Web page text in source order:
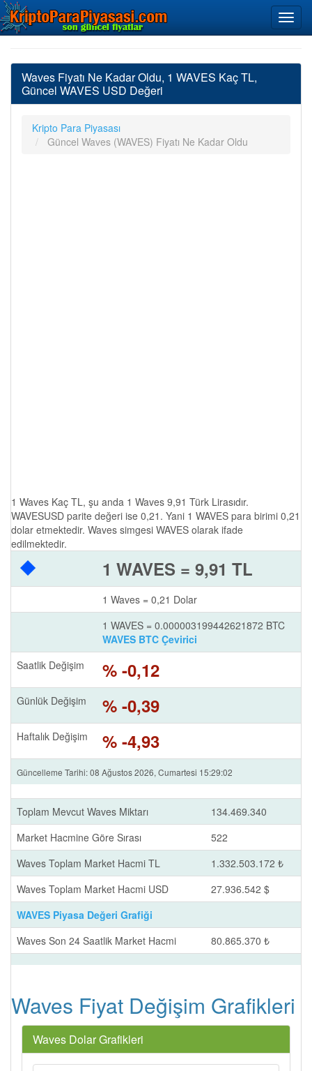
Waves Fiyatı Ne Kadar Oldu, 1 WAVES Kaç TL,
Güncel WAVES USD Değeri
Kripto Para Piyasası
Güncel Waves (WAVES) Fiyatı Ne Kadar Oldu
1 Waves Kaç TL, şu anda 1 Waves 9,91 Türk Lirasıdır.
WAVESUSD parite değeri ise 0,21. Yani 1 WAVES para birimi 0,21
dolar etmektedir. Waves simgesi WAVES olarak ifade
edilmektedir.
1 WAVES = 9,91 TL
1 Waves = 0,21 Dolar
1 WAVES = 0.000003199442621872 BTC
WAVES BTC Çevirici
Saatlik Değişim
% -0,12
Günlük Değişim % -0,39
Haftalık Değişim % -4,93
Güncelleme Tarihi: 08 Ağustos 2026, Cumartesi 15:29:02
Toplam Mevcut Waves Miktarı
134.469.340
Market Hacmine Göre Sırası
522
Waves Toplam Market Hacmi TL
1.332.503.172 ₺
Waves Toplam Market Hacmi USD
27.936.542 $
WAVES Piyasa Değeri Grafiği
Waves Son 24 Saatlik Market Hacmi
80.865.370 ₺
Waves Fiyat Değişim Grafikleri
Waves Dolar Grafikleri